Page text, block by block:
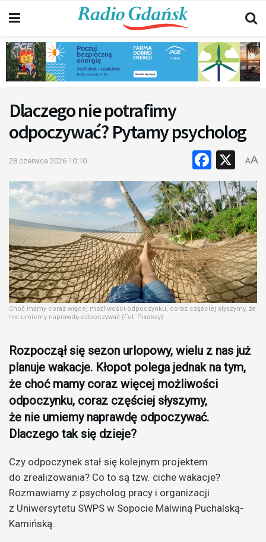
Dlaczego nie potrafimy
odpoczywać? Pytamy psycholog
28 czerwca 2026 10:10 X
AA
Choć mamy coraz więcej możliwości odpoczynku, coraz częściej słyszymy, że
nie umiemy naprawdę odpoczywać (Fot. Pixabay)
Rozpoczął się sezon urlopowy, wielu z nas już
planuje wakacje. Kłopot polega jednak na tym,
że choć mamy coraz więcej możliwości
odpoczynku, coraz częściej słyszymy,
że nie umiemy naprawdę odpoczywać.
Dlaczego tak się dzieje?
Czy odpoczynek stał się kolejnym projektem
do zrealizowania? Co to są tzw. ciche wakacje?
Rozmawiamy z psycholog pracy i organizacji
z Uniwersytetu SWPS w Sopocie Malwiną Puchalską-
Kamińską.